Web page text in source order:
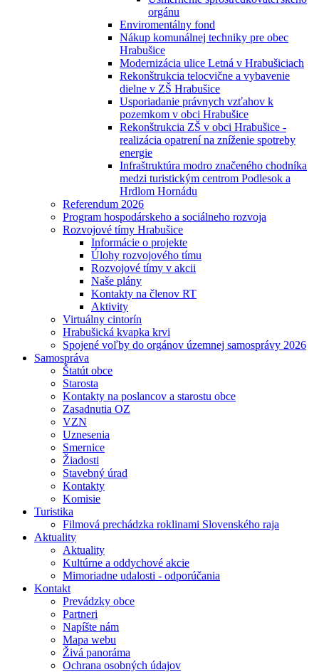
orgánu
Enviromentálny fond
Nákup komunálnej techniky pre obec
Hrabušice
Modernizácia ulice Letná v Hrabušiciach
Rekonštrukcia telocvične a vybavenie
dielne v ZŠ Hrabušice
Usporiadanie právnych vzťahov k
pozemkom v obci Hrabušice
Rekonštrukcia ZŠ v obci Hrabušice -
realizácia opatrení na zníženie spotreby
energie
Infraštruktúra modro značeného chodníka
medzi turistickým centrom Podlesok a
Hrdlom Hornádu
Referendum 2026
Program hospodárskeho a sociálneho rozvoja
Rozvojové tímy Hrabušice
Informácie o projekte
Úlohy rozvojového tímu
Rozvojové tímy v akcii
Naše plány
Kontakty na členov RT
Aktivity
Virtuálny cintorín
Hrabušická kvapka krvi
Spojené voľby do orgánov územnej samosprávy 2026
Samospráva
Štatút obce
Starosta
Kontakty na poslancov a starostu obce
Zasadnutia OZ
VZN
Uznesenia
Smernice
Žiadosti
Stavebný úrad
Kontakty
Komisie
Turistika
Filmová prechádzka roklinami Slovenského raja
Aktuality
Aktuality
Kultúrne a oddychové akcie
Mimoriadne udalosti - odporúčania
Kontakt
Prevádzky obce
Partneri
Napíšte nám
Mapa webu
Živá panoráma
Ochrana osobných údajov